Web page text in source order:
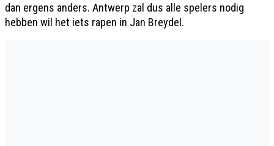
dan ergens anders. Antwerp zal dus alle spelers nodig
hebben wil het iets rapen in Jan Breydel.